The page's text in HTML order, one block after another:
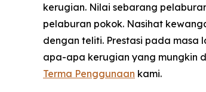
kerugian. Nilai sebarang
pelaburan pokok. Nasihat
dengan teliti. Prestasi pada
apa-apa kerugian yang mungkin
Terma Penggunaan kami.